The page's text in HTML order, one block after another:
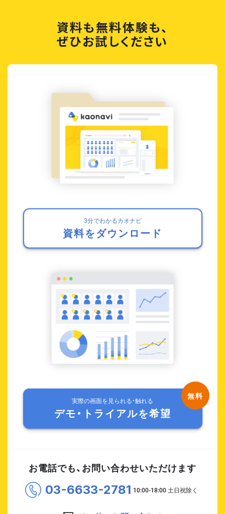
資料も無料体験も、
ぜひお試しください
3分でわかるカオナビ
資料をダウンロード
実際の画面を見られる・触れる
デモ・トライアルを希望
お電話でも、お問い合わせいただけます
03-6633-2781